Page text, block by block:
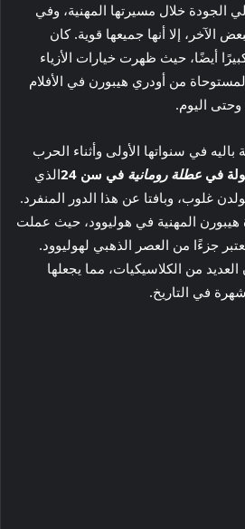
31 فيلمًا عالي الجودة خلال مسيرتها المهنية، وفي
الآخر، إلا أنها جميعها قوية. كان
أيضًا، حيث ظهرت خيارات الأزياء
من أودري هيبورن في الأفلام
اليوم.
في سنواتها الأولى وأثناء الحرب
في عطلة رومانية في سن 24
الذي
غلوب، وبافتا عن هذا الدور المنفرد.
هيبورن المهنية في هوليوود، حيث عملت
جزءًا من العصر الذهبي لهوليوود.
من الكلاسيكيات، مما يجعلها
في التاريخ.